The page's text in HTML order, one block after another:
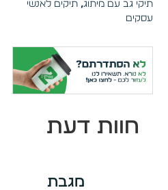
תיקי גב עם מיתוג, תיקים לאנשי
עסקים
חוות דעת
מגבת